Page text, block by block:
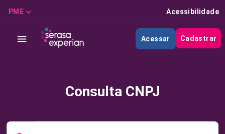
PME Acessibilidade
Acessar Cadastrar
Consulta CNPJ